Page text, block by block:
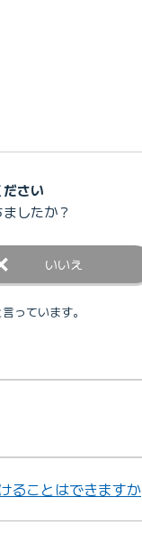
さい
したか？
いいえ
っています。
ることはできますか